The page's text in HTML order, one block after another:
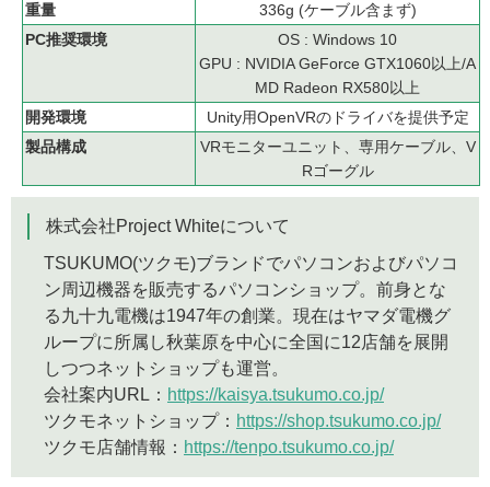
重量
336g (ケーブル含まず)
PC推奨環境
OS : Windows 10
GPU : NVIDIA GeForce GTX1060以上/A
MD Radeon RX580以上
開発環境
Unity用OpenVRのドライバを提供予定
製品構成
VRモニターユニット、専用ケーブル、V
Rゴーグル
株式会社Project Whiteについて
TSUKUMO(ツクモ)ブランドでパソコンおよびパソコ
ン周辺機器を販売するパソコンショップ。前身とな
る九十九電機は1947年の創業。現在はヤマダ電機グ
ループに所属し秋葉原を中心に全国に12店舗を展開
しつつネットショップも運営。
会社案内URL： https://kaisya.tsukumo.co.jp/
ツクモネットショップ： https://shop.tsukumo.co.jp/
ツクモ店舗情報： https://tenpo.tsukumo.co.jp/